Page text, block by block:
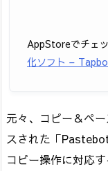
AppStoreでチェ
化ソフト –
元々、コピー＆ペ
スされた「
コピー操作に対応